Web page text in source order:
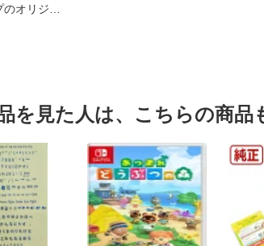
オリジナ
を見た人は、こちらの商品